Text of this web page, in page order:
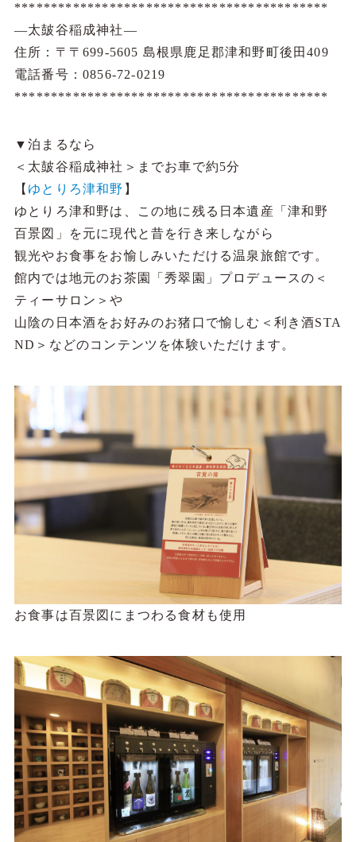
*******************************************
―太皷谷稲成神社―
住所：〒〒699-5605 島根県鹿足郡津和野町後田409
電話番号：0856-72-0219
*******************************************
▼泊まるなら
＜太皷谷稲成神社＞までお車で約5分
【 ゆとりろ津和野 】
ゆとりろ津和野は、この地に残る日本遺産「津和野
百景図」を元に現代と昔を行き来しながら
観光やお食事をお愉しみいただける温泉旅館です。
館内では地元のお茶園「秀翠園」プロデュースの＜
ティーサロン＞や
山陰の日本酒をお好みのお猪口で愉しむ＜利き酒STA
ND＞などのコンテンツを体験いただけます。
お食事は百景図にまつわる食材も使用